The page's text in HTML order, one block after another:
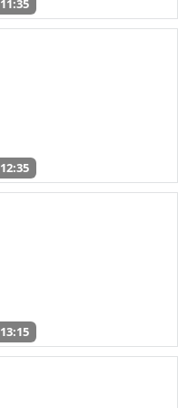
11:35
12:35
13:15